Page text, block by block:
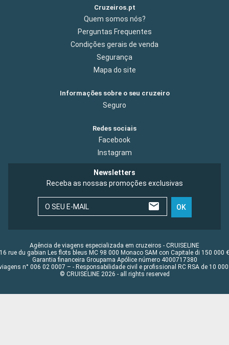
Cruzeiros.pt
Quem somos nós?
Perguntas Frequentes
Condições gerais de venda
Segurança
Mapa do site
Informações sobre o seu cruzeiro
Seguro
Redes sociais
Facebook
Instagram
Newsletters
Receba as nossas promoções exclusivas
O SEU E-MAIL OK
Agência de viagens especializada em cruzeiros - CRUISELINE
16 rue du gabian Les flots bleus MC 98 000 Monaco SAM con Capitale di 150 000 €
Garantia financeira Groupama Apólice número 4000717380
n° 006 02 0007 – - Responsabilidade civil e profissional RC RSA de 10 000
© CRUISELINE 2026 - all rights reserved